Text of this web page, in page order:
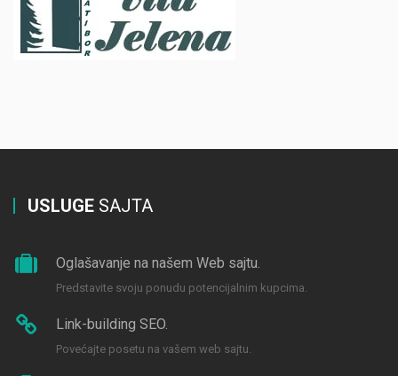
USLUGE SAJTA
Oglašavanje na našem Web sajtu.
Predstavite svoju ponudu potencijalnim kupcima.
Link-building SEO.
Povećajte posetu na vašem web sajtu.